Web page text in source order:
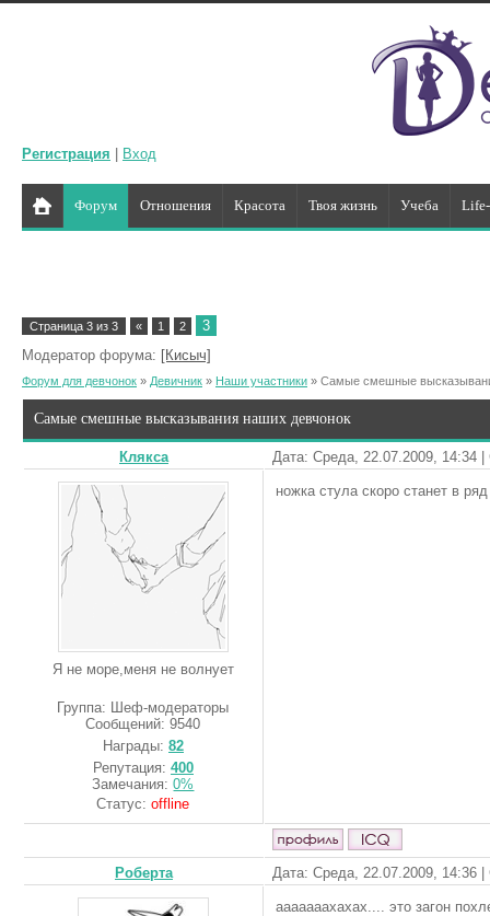
Регистрация Вход
Форум Отношения Красота Твоя жизнь Учеба
Страница 3 из 3 « 1 2
3
Модератор форума: [Кисыч]
Форум для девчонок » Девичник » Наши участники » Самые смешные
Самые смешные высказывания наших девчонок
Клякса Дата: Среда, 22.07.2009, 14:34
Я не море,меня не волнует
Группа: Шеф-модераторы
Сообщений:9540
Награды: 82
Репутация: 400
Замечания:0%
Статус:offline
ножка стула скоро станет в
Роберта Дата: Среда, 22.07.2009, 14:36
ааааааахахах.... это загон